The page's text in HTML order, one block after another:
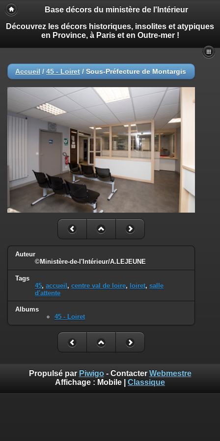
Base décors du ministère de l'Intérieur
Découvrez les décors historiques, insolites et atypiques
en Province, à Paris et en Outre-mer !
Accueil / 45 - Loiret / Sous-Préfecture de Montargis
Auteur
©Ministère-de-l'Intérieur/A.LEJEUNE
Tags
45, accueil, centre val de loire, loiret, salle
d'attente
Albums
45 - Loiret
Propulsé par Piwigo- Contacter Webmestre
Affichage : Mobile Classique